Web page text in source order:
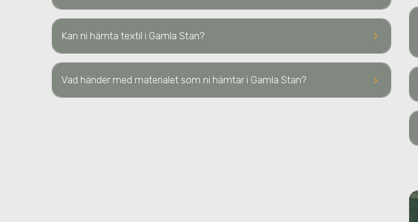
keyboard_arrow_right
Kan ni hämta textil i Gamla Stan?
keyboard_arrow_right
Vad händer med materialet som ni hämtar i Gamla Stan?